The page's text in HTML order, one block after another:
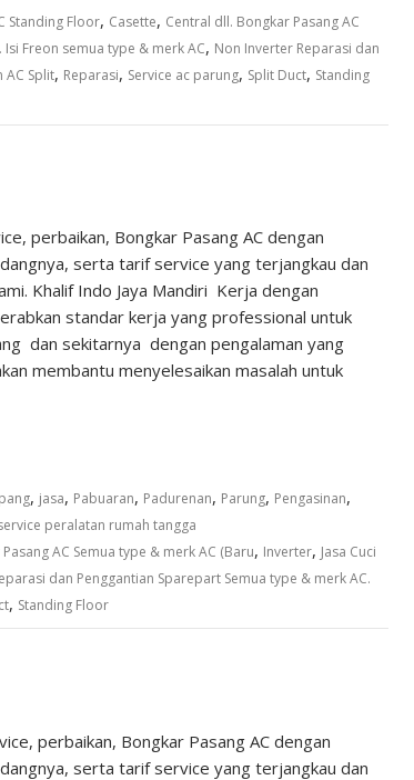
Standing Floor, Casette, Central dll. Bongkar Pasang AC
Isi Freon semua type & merk AC, Non Inverter Reparasi dan
AC Split, Reparasi, Service ac parung, Split Duct, Standing
perbaikan, Bongkar Pasang AC dengan
serta tarif service yang terjangkau dan
Khalif Indo Jaya Mandiri Kerja dengan
standar kerja yang professional untuk
dan sekitarnya dengan pengalaman yang
membantu menyelesaikan masalah untuk
, jasa, Pabuaran, Padurenan, Parung, Pengasinan,
peralatan rumah tangga
AC Semua type & merk AC (Baru, Inverter, Jasa Cuci
dan Penggantian Sparepart Semua type & merk AC.
, Standing Floor
perbaikan, Bongkar Pasang AC dengan
serta tarif service yang terjangkau dan